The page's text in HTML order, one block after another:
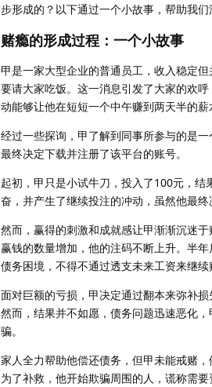
步形成的？以下通过一个小故事，帮助我
赌瘾的形成过程：一个小故事
甲是一家大型企业的普通员工，收入稳定
要请大家吃饭。这一消息引发了大家的欢
动能够让他在短短一个中午赚到两天半的薪
经过一些探询，甲了解到同事所参与的是
最终决定下载并注册了该平台的账号。
起初，甲只是小试牛刀，投入了100元，
奋，并产生了继续投注的冲动，虽然他最终
然而，赢得的刺激和成就感让甲渐渐沉迷
赢钱的数量增加，他的注码不断上升。半
债务困境，不得不通过透支未来工资来继续
面对巨额的亏损，甲决定通过翻本来弥补
然而，结果并不如愿，债务问题迅速恶化
骗。
家人全力帮助他偿还债务，但甲未能戒赌
为了补救，他开始欺骗周围的人，谎称需